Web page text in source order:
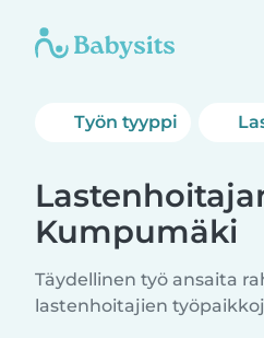
Työn tyyppi
Kumpumäki
Täydellinen työ ansaita
lastenhoitajien